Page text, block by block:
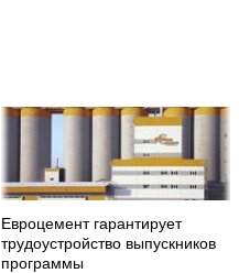
Евроцемент гарантирует
трудоустройство выпускников
программы